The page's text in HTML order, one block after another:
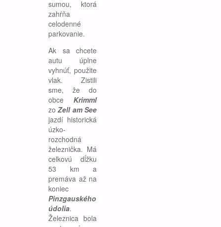
sumou, ktorá
zahŕňa
celodenné
parkovanie.
Ak sa chcete
autu úplne
vyhnúť, použite
vlak. Zistili
sme, že do
obce Krimml
zoZell am See
jazdí historická
úzko-
rozchodná
železnička. Má
celkovú dĺžku
53 km a
premáva až na
koniec
Pinzgauského
údolia.
Železnica bola